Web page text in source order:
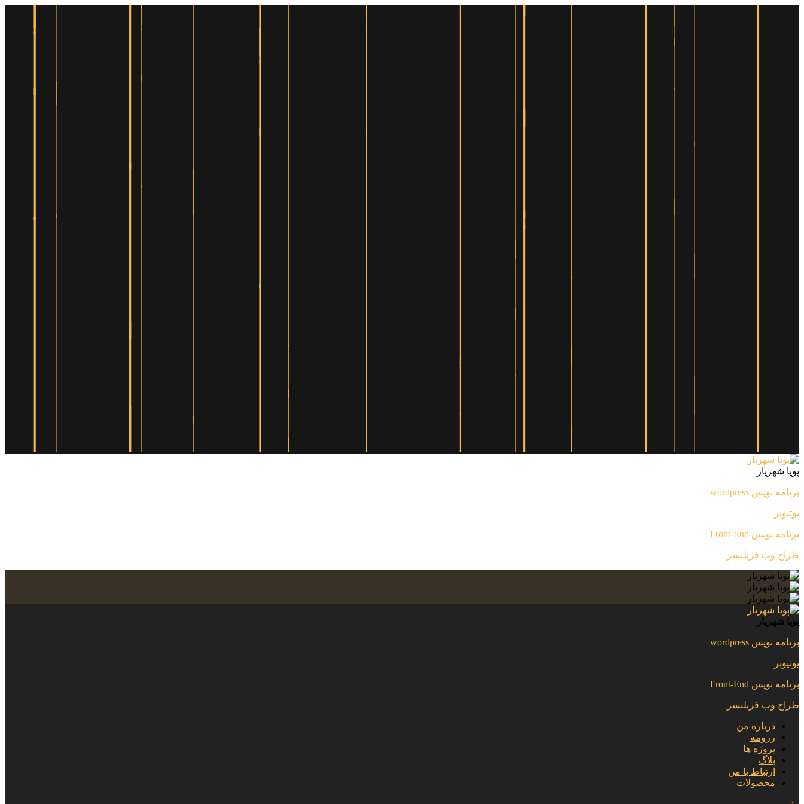
پویا شهریار
برنامه نویس wordpress
یوتیوبر
برنامه نویس Front-End
طراح وب فریلنسر
پویا شهریار
برنامه نویس wordpress
یوتیوبر
برنامه نویس Front-End
طراح وب فریلنسر
درباره من
رزومه
پروژه ها
بلاگ
ارتباط با من
محصولات